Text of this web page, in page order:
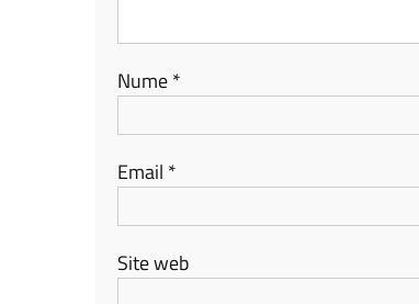
Nume*
Email *
Site web